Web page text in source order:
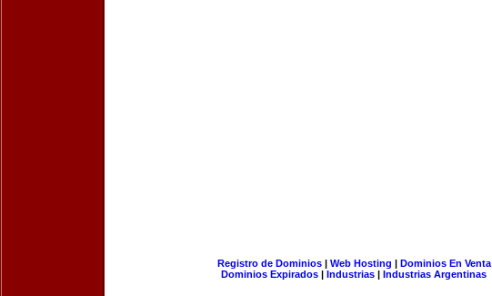
Registro de Dominios| Web Hosting | Dominios En Venta
Dominios Expirados | Industrias | Industrias Argentinas